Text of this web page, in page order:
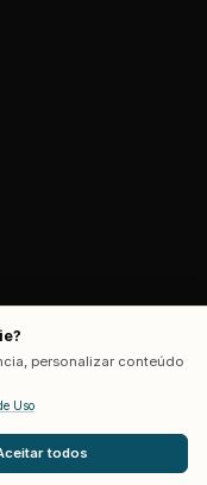
personalizar conteúdo
Uso
todos